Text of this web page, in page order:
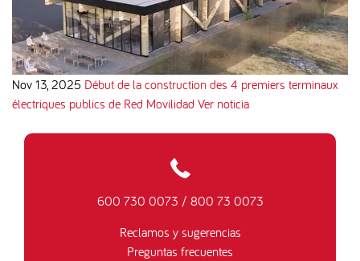
Nov 13, 2025 Début de la construction des 4 premiers terminaux
électriques publics de Red Movilidad Ver noticia
600 730 0073 / 800 73 0073
Reclamos y sugerencias
Preguntas frecuentes